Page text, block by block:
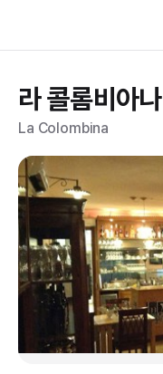
라 콜롬비아나
La Colombina